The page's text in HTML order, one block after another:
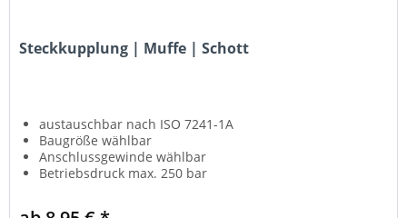
Steckkupplung | Muffe | Schott
austauschbar nach ISO 7241-1A
Baugröße wählbar
Anschlussgewinde wählbar
Betriebsdruck max. 250 bar